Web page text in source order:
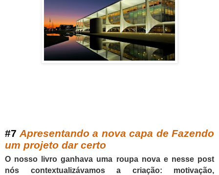
#7 Apresentando a nova capa de Fazendo
um projeto dar certo
O nosso livro ganhava uma roupa nova e nesse post
nós contextualizávamos a criação: motivação,